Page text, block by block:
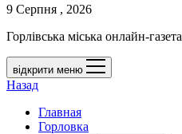
9 Серпня , 2026
Горлівська міська онлайн-газета
відкрити меню
Назад
Главная
Горловка